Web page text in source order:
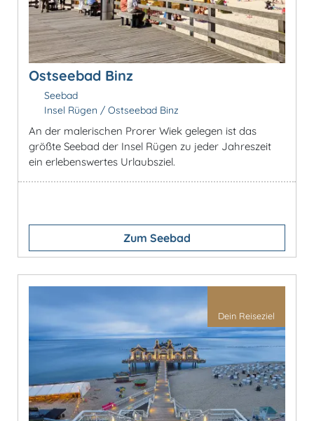
Ostseebad Binz
Seebad
Insel Rügen / Ostseebad Binz
An der malerischen Prorer Wiek gelegen ist das
größte Seebad der Insel Rügen zu jeder Jahreszeit
ein erlebenswertes Urlaubsziel.
Zum Seebad
Dein Reiseziel